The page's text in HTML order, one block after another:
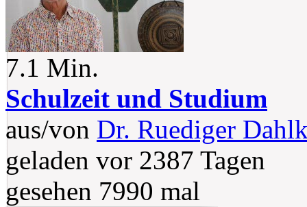
7.1 Min.
Schulzeit und Studium
aus/von Dr. Ruediger
geladen vor 2387 Tagen
gesehen 7990 mal